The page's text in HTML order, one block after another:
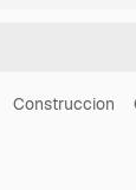
Construccion